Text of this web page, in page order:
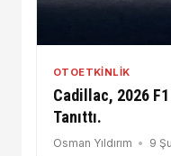
OTOETKINLIK
Cadillac, 2026
Tanıttı.
Osman Yıldırım 9